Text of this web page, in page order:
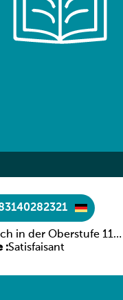
in der Oberstufe 11
Ausgabe Bayern
:Satisfaisant